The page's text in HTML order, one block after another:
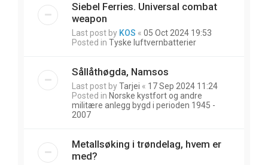
Siebel Ferries. Universal combat
weapon
Last post by KOS « 05 Oct 2024 19:53
Posted in Tyske luftvernbatterier
Sållåthøgda, Namsos
Last post byTarjei « 17 Sep 2024 11:24
Posted in Norske kystfort og andre
militære anlegg bygd i perioden 1945 -
2007
Metallsøking i trøndelag, hvem er
med?